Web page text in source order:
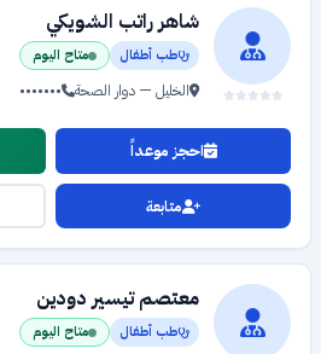
شاهر راتب الشويكي
طب أطفال متاح اليوم
الخليل — دوار الصحة •••••••
احجز موعداً
متابعة
معتصم تيسير دودين
طب أطفال متاح اليوم